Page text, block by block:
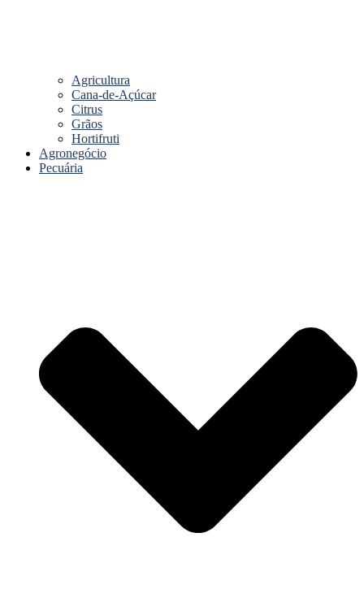
Agricultura
Cana-de-Açúcar
Citrus
Grãos
Hortifruti
Agronegócio
Pecuária